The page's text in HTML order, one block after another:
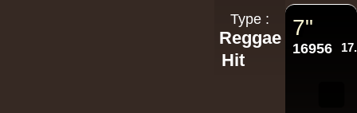
Type :
Reggae
Hit
7"
16956